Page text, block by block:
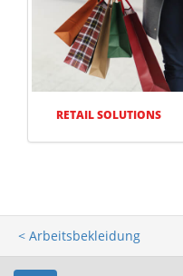
RETAIL SOLUTIONS
< Arbeitsbekleidung